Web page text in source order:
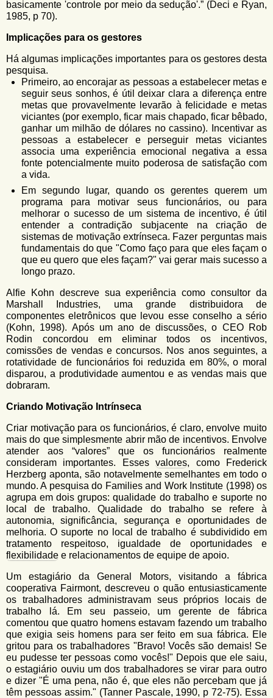
basicamente 'controle por meio da sedução'.” (Deci e Ryan,
1985, p 70).
Implicações para os gestores
Há algumas implicações importantes para os gestores desta
pesquisa.
Primeiro, ao encorajar as pessoas a estabelecer metas e
seguir seus sonhos, é útil deixar clara a diferença entre
metas que provavelmente levarão à felicidade e metas
viciantes (por exemplo, ficar mais chapado, ficar bêbado,
ganhar um milhão de dólares no cassino). Incentivar as
pessoas a estabelecer e perseguir metas viciantes
associa uma experiência emocional negativa a essa
fonte potencialmente muito poderosa de satisfação com
a vida.
Em segundo lugar, quando os gerentes querem um
programa para motivar seus funcionários, ou para
melhorar o sucesso de um sistema de incentivo, é útil
entender a contradição subjacente na criação de
sistemas de motivação extrínseca. Fazer perguntas mais
fundamentais do que "Como faço para que eles façam o
que eu quero que eles façam?" vai gerar mais sucesso a
longo prazo.
Alfie Kohn descreve sua experiência como consultor da
Marshall Industries, uma grande distribuidora de
componentes eletrônicos que levou esse conselho a sério
(Kohn, 1998). Após um ano de discussões, o CEO Rob
Rodin concordou em eliminar todos os incentivos,
comissões de vendas e concursos. Nos anos seguintes, a
rotatividade de funcionários foi reduzida em 80%, o moral
disparou, a produtividade aumentou e as vendas mais que
dobraram.
Criando Motivação Intrínseca
Criar motivação para os funcionários, é claro, envolve muito
mais do que simplesmente abrir mão de incentivos. Envolve
atender aos “valores” que os funcionários realmente
consideram importantes. Essesvalores, como Frederick
Herzberg aponta, são notavelmente semelhantes em todo o
mundo. A pesquisa do Families and Work Institute (1998) os
agrupa em dois grupos: qualidade do trabalho e suporte no
local de trabalho. Qualidade do trabalho se refere à
autonomia, significância, segurança e oportunidades de
melhoria. O suporte no local de trabalho é subdividido em
tratamento respeitoso, igualdade de oportunidades e
flexibilidade e relacionamentos de equipe de apoio.
Um estagiário da General Motors, visitando a fábrica
cooperativa Fairmont, descreveu o quão entusiasticamente
os trabalhadores administravam seus próprios locais de
trabalho lá. Em seu passeio, um gerente de fábrica
comentou que quatro homens estavam fazendo um trabalho
que exigia seis homens para ser feito em sua fábrica. Ele
gritou para os trabalhadores "Bravo! Vocês são demais! Se
eu pudesse ter pessoas como vocês!" Depois que ele saiu,
o estagiário ouviu um dos trabalhadores se virar para outro
e dizer "É uma pena, não é, que eles não percebam que já
têm pessoas assim." (Tanner Pascale, 1990, p 72-75). Essa